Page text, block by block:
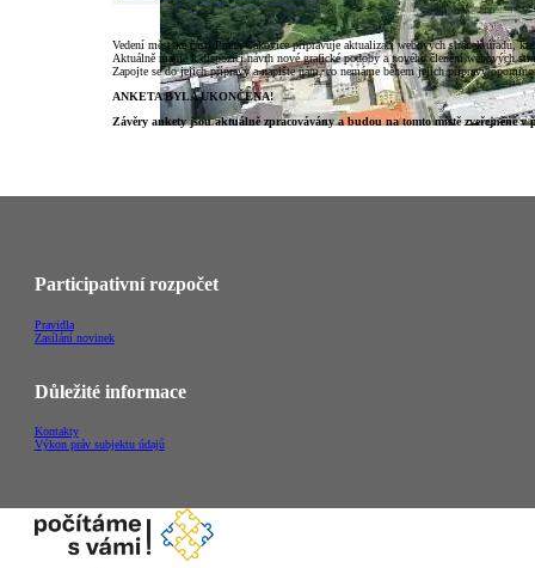
Vedení městské části Praha-Čakovice připravuje aktualizaci webových stránek úřadu,
Aktuálně máme k dispozici návrh nové grafické podoby a nového členění webových
Zapojte se do jejich přípravy a napište nám, co nemáme během jejich přípravy
ANKETA BYLA UKONČENA!
Závěry ankety jsou aktuálně zpracovávány a budou na tomto místě zveřejněné
Participativní rozpočet
Pravidla
Zasílání novinek
Důležité informace
Kontakty
Výkon práv subjektu údajů